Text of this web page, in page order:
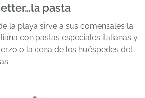
pasta
la playa sirve a sus comensales la
con pastas especiales italianas y
o la cena de los huéspedes del